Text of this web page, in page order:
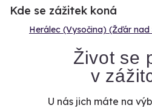
Kde se zážitek koná
Herálec (Vysočina) (Žďár nad
Život se
v
U nás jich máte na